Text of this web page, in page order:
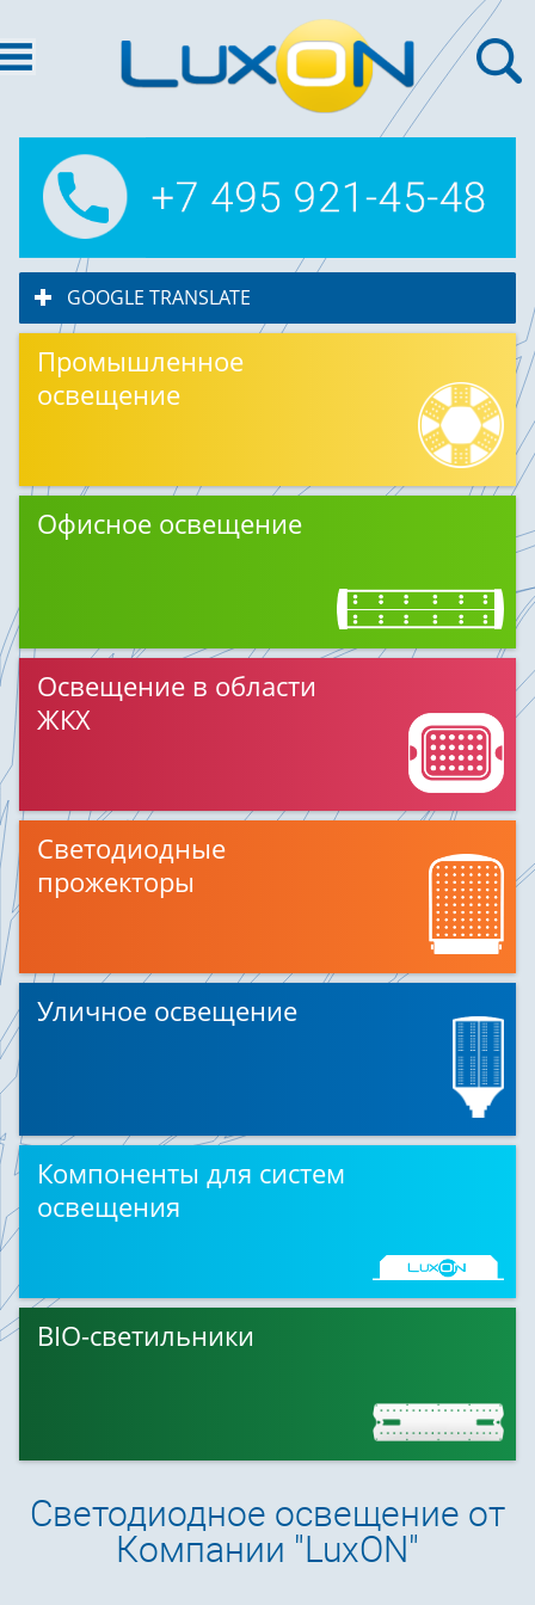
GOOGLE TRANSLATE
Промышленное
освещение
Офисное освещение
Освещение в области
ЖКХ
Светодиодные
прожекторы
Уличное освещение
Компоненты для систем
освещения
BIO-светильники
Светодиодное освещение от
Компании "LuxON"